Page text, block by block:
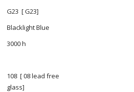
G23 [ G23]
Blacklight Blue
3000 h
108 [ 08 lead free
glass]